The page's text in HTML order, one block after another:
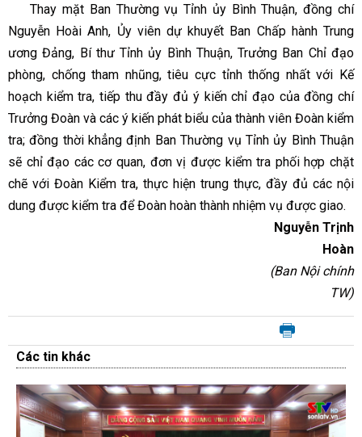
Thay mặt Ban Thường vụ Tỉnh ủy Bình Thuận, đồng chí
Nguyễn Hoài Anh, Ủy viên dự khuyết Ban Chấp hành Trung
ương Đảng, Bí thư Tỉnh ủy Bình Thuận, Trưởng Ban Chỉ đạo
phòng, chống tham nhũng, tiêu cực tỉnh thống nhất với Kế
hoạch kiểm tra, tiếp thu đầy đủ ý kiến chỉ đạo của đồng chí
Trưởng Đoàn và các ý kiến phát biểu của thành viên Đoàn kiểm
tra; đồng thời khẳng định Ban Thường vụ Tỉnh ủy Bình Thuận
sẽ chỉ đạo các cơ quan, đơn vị được kiểm tra phối hợp chặt
chẽ với Đoàn Kiểm tra, thực hiện trung thực, đầy đủ các nội
dung được kiểm tra để Đoàn hoàn thành nhiệm vụ được giao.
Nguyễn Trịnh
Hoàn
(Ban Nội chính
TW)
Các tin khác